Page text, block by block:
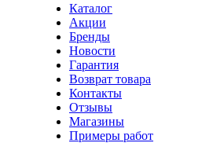
Каталог
Акции
Бренды
Новости
Гарантия
Возврат товара
Контакты
Отзывы
Магазины
Примеры работ